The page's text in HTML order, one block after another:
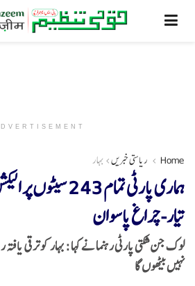
Home ریاستی خبریں بہار
ہماری پارٹی تمام
تیار- چراغ پاسوان
لوک جن شکتی پارٹی رہنما نے کہا : بہار کو ترقی
نہیں بیٹھوں گا